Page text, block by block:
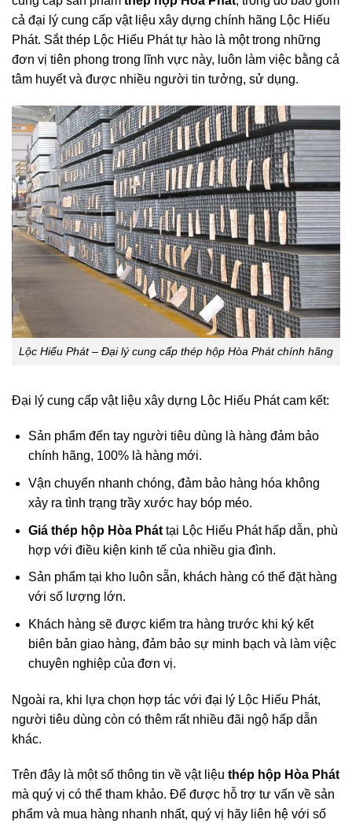
cả đại lý cung cấp vật liệu xây dựng chính hãng Lộc Hiếu
Phát. Sắt thép Lộc Hiếu Phát tự hào là một trong những
đơn vị tiên phong trong lĩnh vực này, luôn làm việc bằng cả
tâm huyết và được nhiều người tin tưởng, sử dụng.
Lộc Hiếu Phát – Đại lý cung cấp thép hộp Hòa Phát chính hãng
Đại lý cung cấp vật liệu xây dựng Lộc Hiếu Phát cam kết:
Sản phẩm đến tay người tiêu dùng là hàng đảm bảo
chính hãng, 100% là hàng mới.
Vận chuyển nhanh chóng, đảm bảo hàng hóa không
xảy ra tình trạng trầy xước hay bóp méo.
Giá thép hộp Hòa Phát tại Lộc Hiếu Phát hấp dẫn, phù
hợp với điều kiện kinh tế của nhiều gia đình.
Sản phẩm tại kho luôn sẵn, khách hàng có thể đặt hàng
với số lượng lớn.
Khách hàng sẽ được kiểm tra hàng trước khi ký kết
biên bản giao hàng, đảm bảo sự minh bạch và làm việc
chuyên nghiệp của đơn vị.
Ngoài ra, khi lựa chọn hợp tác với đại lý Lộc Hiếu Phát,
người tiêu dùng còn có thêm rất nhiều đãi ngộ hấp dẫn
khác.
Trên đây là một số thông tin về vật liệu thép hộp Hòa Phát
mà quý vị có thể tham khảo. Để được hỗ trợ tư vấn về sản
phẩm và mua hàng nhanh nhất, quý vị hãy liên hệ với số